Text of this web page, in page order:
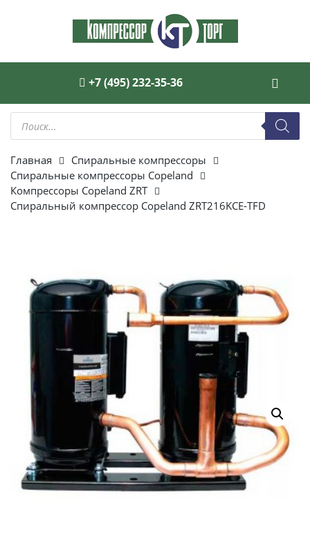
+7 (495) 232-35-36
Поиск
товаров
Главная
Спиральные компрессоры
Спиральные компрессоры Copeland
Компрессоры Copeland ZRT
Спиральный компрессор Copeland ZRT216KCE-TFD